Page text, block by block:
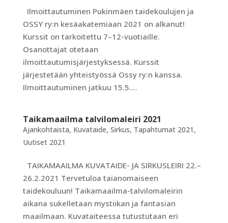
Ilmoittautuminen Pukinmäen taidekoulujen ja
OSSY ry:n kesäakatemiaan 2021 on alkanut!
Kurssit on tarkoitettu 7–12-vuotiaille.
Osanottajat otetaan
ilmoittautumisjärjestyksessä. Kurssit
järjestetään yhteistyössä Ossy ry:n kanssa.
Ilmoittautuminen jatkuu 15.5....
Taikamaailma talvilomaleiri 2021
Ajankohtaista, Kuvataide, Sirkus, Tapahtumat 2021 ,
Uutiset 2021
TAIKAMAAILMA KUVATAIDE- JA SIRKUSLEIRI 22.–
26.2.2021 Tervetuloa taianomaiseen
taidekouluun! Taikamaailma-talvilomaleirin
aikana sukelletaan mystiikan ja fantasian
maailmaan. Kuvataiteessa tutustutaan eri